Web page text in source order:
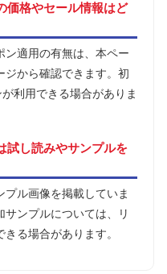
価格やセール情報はど
ン適用の有無は、本ペー
ジから確認できます。初
利用できる場合がありま
試し読みやサンプルを
ル画像を掲載していま
ンプルについては、リ
る場合があります。